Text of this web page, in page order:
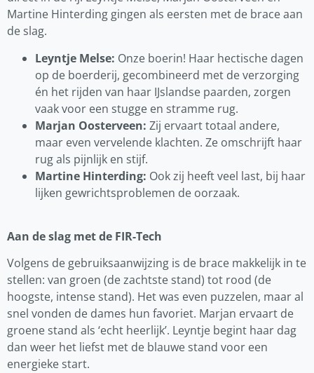
Martine Hinterding gingen als eersten met de brace aan
de slag.
Leyntje Melse: Onze boerin! Haar hectische dagen
op de boerderij, gecombineerd met de verzorging
én het rijden van haar IJslandse paarden, zorgen
vaak voor een stugge en stramme rug.
Marjan Oosterveen: Zij ervaart totaal andere,
maar even vervelende klachten. Ze omschrijft haar
rug als pijnlijk en stijf.
Martine Hinterding: Ook zij heeft veel last, bij haar
lijken gewrichtsproblemen de oorzaak.
Aan de slag met de FIR-Tech
Volgens de gebruiksaanwijzing is de brace makkelijk in te
stellen: van groen (de zachtste stand) tot rood (de
hoogste, intense stand). Het was even puzzelen, maar al
snel vonden de dames hun favoriet. Marjan ervaart de
groene stand als ‘echt heerlijk’. Leyntje begint haar dag
dan weer het liefst met de blauwe stand voor een
energieke start.